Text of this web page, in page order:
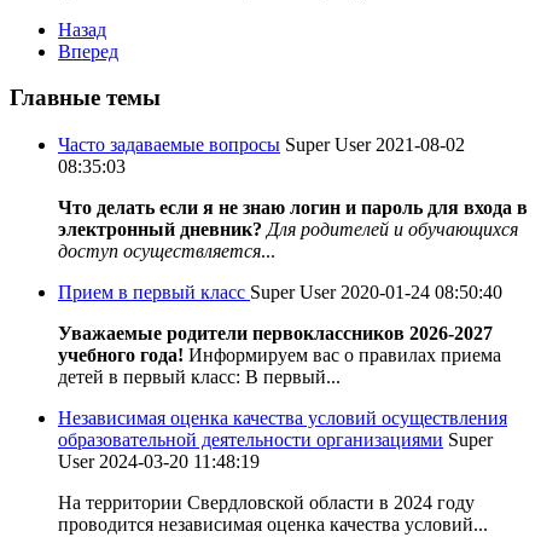
Назад
Вперед
Главные темы
Часто задаваемые вопросы Super User 2021-08-02
08:35:03
Что делать если я не знаю логин и пароль для входа в
электронный дневник? Для родителей и обучающихся
доступ осуществляется...
Прием в первый класс Super User 2020-01-24 08:50:40
Уважаемые родители первоклассников 2026-2027
учебного года! Информируем вас о правилах приема
детей в первый класс: В первый...
Независимая оценка качества условий осуществления
образовательной деятельности организациями Super
User 2024-03-20 11:48:19
На территории Свердловской области в 2024 году
проводится независимая оценка качества условий...